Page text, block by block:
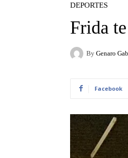
DEPORTES
Frida
By Genaro
Facebook